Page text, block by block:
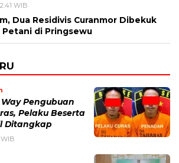
WIB
Dua Residivis Curanmor Dibekuk
Petani di Pringsewu
Way Pengubuan
Pelaku Beserta
Ditangkap
WIB